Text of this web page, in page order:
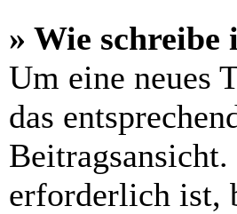
» Wie schreibe
Um eine neues
das
erforderlich ist,